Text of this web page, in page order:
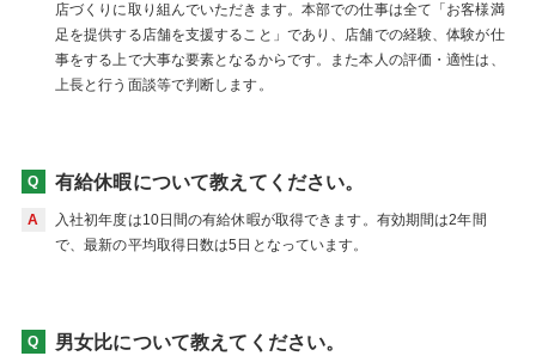
店づくりに取り組んでいただきます。本部での仕事は全て「お客様満
足を提供する店舗を支援すること」であり、店舗での経験、体験が仕
事をする上で大事な要素となるからです。また本人の評価・適性は、
上長と行う面談等で判断します。
有給休暇について教えてください。
入社初年度は10日間の有給休暇が取得できます。有効期間は2年間
で、最新の平均取得日数は5日となっています。
男女比について教えてください。